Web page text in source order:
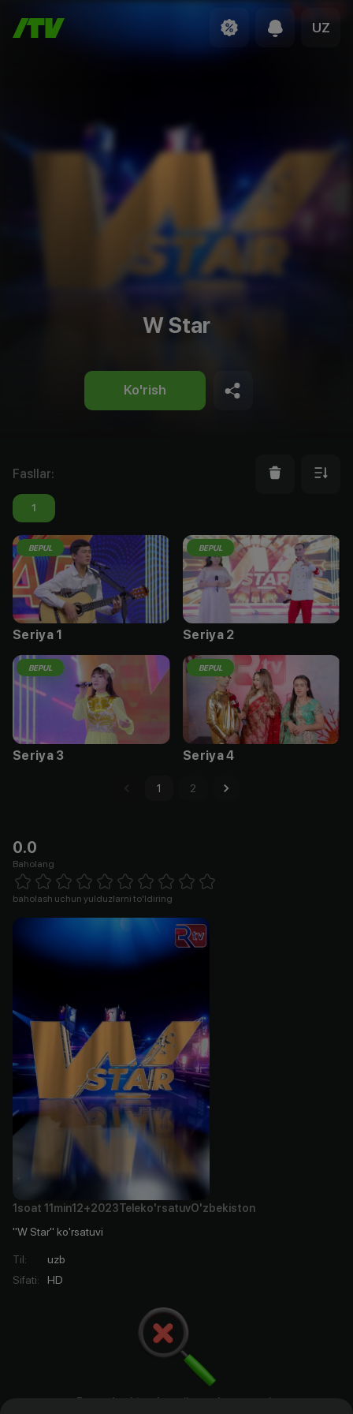
UZ
W Star
Ko'rish
Fasllar:
1
BEPUL
Seriya 1
BEPUL
Seriya 2
BEPUL
Seriya 3
BEPUL
Seriya 4
1 2
0.0
Baholang
1 Star 2 Stars 3 Stars 4 Stars5 Stars 6 Stars7 Stars8 Stars
baholash uchun yulduzlarni to'ldiring
1soat 11min12+2023Teleko'rsatuvO'zbekiston
"W Star" ko'rsatuvi
Til:
uzb
Sifati: HD
Bu yerda aktyorlar, rejissyorlar. ssenariy